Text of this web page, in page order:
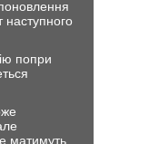
наступного
попри
матимуть